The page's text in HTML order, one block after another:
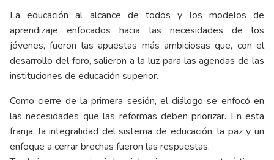
La educación al alcance de todos y los modelos de
aprendizaje enfocados hacia las necesidades de los
jóvenes, fueron las apuestas más ambiciosas que, con el
desarrollo del foro, salieron a la luz para las agendas de las
instituciones de educación superior.
Como cierre de la primera sesión, el diálogo se enfocó en
las necesidades que las reformas deben priorizar. En esta
franja, la integralidad del sistema de educación, la paz y un
enfoque a cerrar brechas fueron las respuestas.